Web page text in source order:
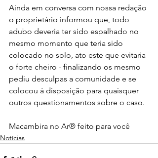
Ainda em conversa com nossa redação
o proprietário informou que, todo
adubo deveria ter sido espalhado no
mesmo momento que teria sido
colocado no solo, ato este que evitaria
o forte cheiro - finalizando os mesmo
pediu desculpas a comunidade e se
colocou à disposição para quaisquer
outros questionamentos sobre o caso.
Macambira no Ar® feito para você
Notícias